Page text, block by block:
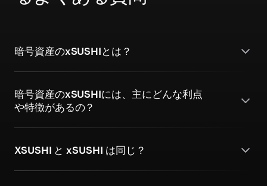
暗号資産のxSUSHIとは？
暗号資産のxSUSHIには、主にどんな利点
や特徴があるの？
XSUSHI と xSUSHI は同じ？